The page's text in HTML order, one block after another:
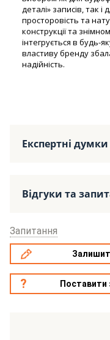
деталі» записів, так
просторовість та
конструкції та
інтегрується в будь-
властиву бренду
надійність.
Експертні думки
Відгуки та
Запитання
Поставити